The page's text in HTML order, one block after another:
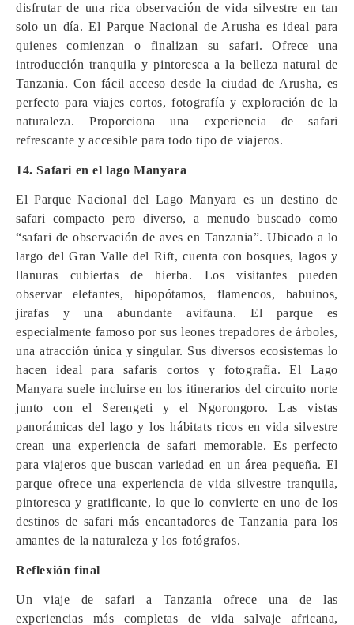
disfrutar de una rica observación de vida silvestre en tan
solo un día. El Parque Nacional de Arusha es ideal para
quienes comienzan o finalizan su safari. Ofrece una
introducción tranquila y pintoresca a la belleza natural de
Tanzania. Con fácil acceso desde la ciudad de Arusha, es
perfecto para viajes cortos, fotografía y exploración de la
naturaleza. Proporciona una experiencia de safari
refrescante y accesible para todo tipo de viajeros.
14. Safari en el lago Manyara
El Parque Nacional del Lago Manyara es un destino de
safari compacto pero diverso, a menudo buscado como
“safari de observación de aves en Tanzania”. Ubicado a lo
largo del Gran Valle del Rift, cuenta con bosques, lagos y
llanuras cubiertas de hierba. Los visitantes pueden
observar elefantes, hipopótamos, flamencos, babuinos,
jirafas y una abundante avifauna. El parque es
especialmente famoso por sus leones trepadores de árboles,
una atracción única y singular. Sus diversos ecosistemas lo
hacen ideal para safaris cortos y fotografía. El Lago
Manyara suele incluirse en los itinerarios del circuito norte
junto con el Serengeti y el Ngorongoro. Las vistas
panorámicas del lago y los hábitats ricos en vida silvestre
crean una experiencia de safari memorable. Es perfecto
para viajeros que buscan variedad en un área pequeña. El
parque ofrece una experiencia de vida silvestre tranquila,
pintoresca y gratificante, lo que lo convierte en uno de los
destinos de safari más encantadores de Tanzania para los
amantes de la naturaleza y los fotógrafos.
Reflexión final
Un viaje de safari a Tanzania ofrece una de las
experiencias más completas de vida salvaje africana,